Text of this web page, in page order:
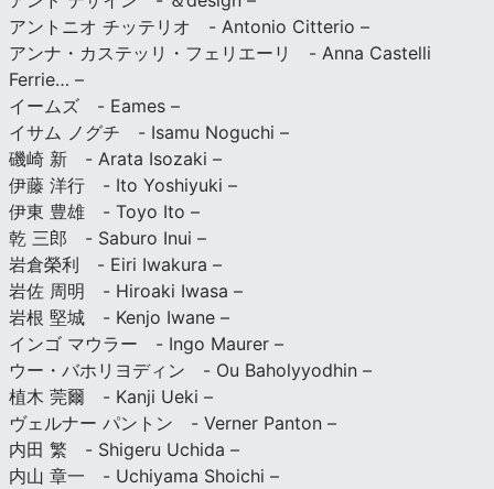
アントニオ チッテリオ - Antonio Citterio –
アンナ・カステッリ・フェリエーリ - Anna Castelli
Ferrie… –
イームズ - Eames –
イサム ノグチ - Isamu Noguchi –
磯崎 新 - Arata Isozaki –
伊藤 洋行 - Ito Yoshiyuki –
伊東 豊雄 - Toyo Ito –
乾 三郎 - Saburo Inui –
岩倉榮利 - Eiri Iwakura –
岩佐 周明 - Hiroaki Iwasa –
岩根 堅城 - Kenjo Iwane –
インゴ マウラー - Ingo Maurer –
ウー・バホリヨディン - Ou Baholyyodhin –
植木 莞爾 - Kanji Ueki –
ヴェルナー パントン - Verner Panton –
内田 繁 - Shigeru Uchida –
内山 章一 - Uchiyama Shoichi –